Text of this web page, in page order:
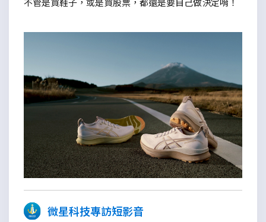
微星科技專訪短影音